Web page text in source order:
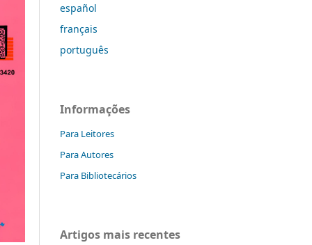
español
français
português
Informações
Para Leitores
Para Autores
Para Bibliotecários
Artigos mais recentes